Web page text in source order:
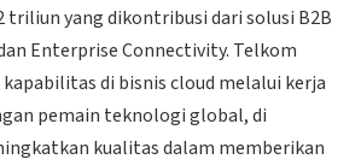
triliun yang dikontribusi dari solusi B2B
Enterprise Connectivity. Telkom
di bisnis cloud melalui kerja
pemain teknologi global, di
kualitas dalam memberikan